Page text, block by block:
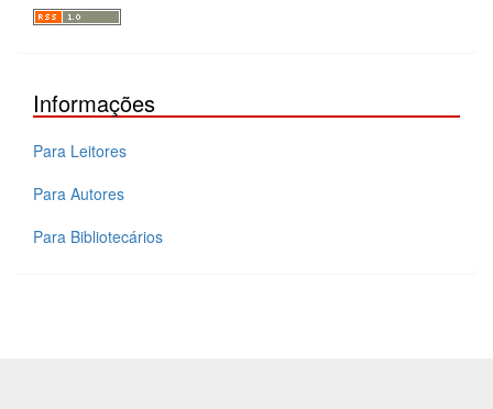
Informações
Para Leitores
Para Autores
Para Bibliotecários